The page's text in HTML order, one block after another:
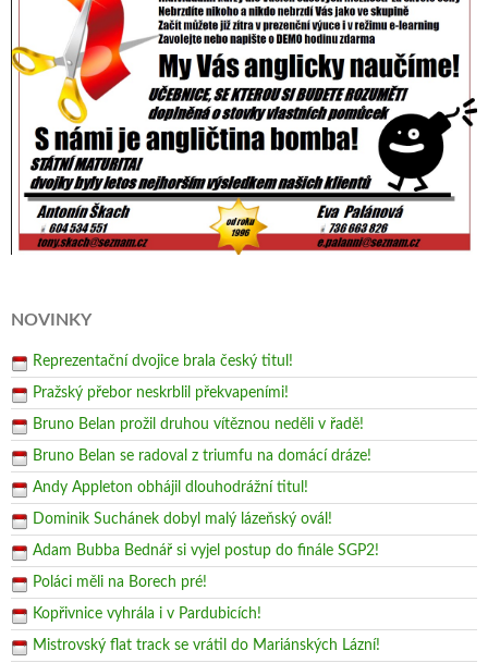
NOVINKY
Reprezentační dvojice brala český titul!
Pražský přebor neskrblil překvapeními!
Bruno Belan prožil druhou vítěznou neděli v řadě!
Bruno Belan se radoval z triumfu na domácí dráze!
Andy Appleton obhájil dlouhodrážní titul!
Dominik Suchánek dobyl malý lázeňský ovál!
Adam Bubba Bednář si vyjel postup do finále SGP2!
Poláci měli na Borech pré!
Kopřivnice vyhrála i v Pardubicích!
Mistrovský flat track se vrátil do Mariánských Lázní!